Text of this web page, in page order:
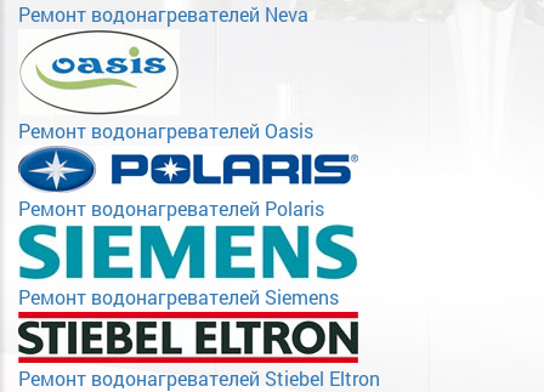
Ремонт водонагревателей Neva
Ремонт водонагревателей Oasis
Ремонт водонагревателей Polaris
Ремонт водонагревателей Siemens
Ремонт водонагревателей Stiebel Eltron